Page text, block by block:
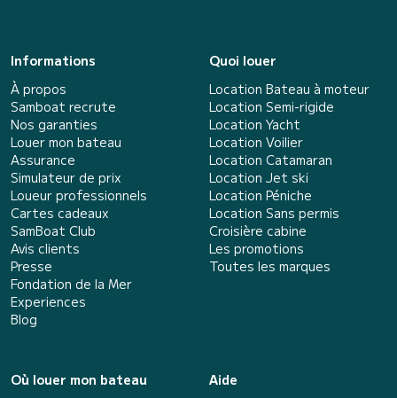
Informations
À propos
Samboat recrute
Nos garanties
Louer mon bateau
Assurance
Simulateur de prix
Loueur professionnels
Cartes cadeaux
SamBoat Club
Avis clients
Presse
Fondation de la Mer
Experiences
Blog
Quoi louer
Location Bateau à moteur
Location Semi-rigide
Location Yacht
Location Voilier
Location Catamaran
Location Jet ski
Location Péniche
Location Sans permis
Croisière cabine
Les promotions
Toutes les marques
Où louer mon bateau
Aide